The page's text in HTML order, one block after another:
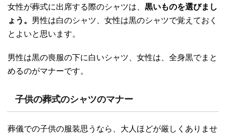
女性が葬式に出席する際のシャツは、 黒いものを選びまし
ょう。 男性は白のシャツ、女性は黒のシャツで覚えておく
とよいと思います。
男性は黒の喪服の下に白いシャツ、女性は、全身黒でまと
めるのがマナーです。
子供の葬式のシャツのマナー
葬儀での子供の服装思うなら、大人ほどが厳しくありませ